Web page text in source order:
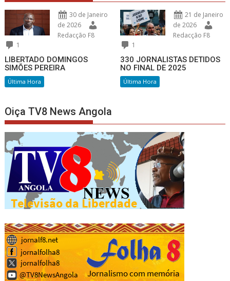
30 de Janeiro
de 2026
Redacção F8
1
LIBERTADO DOMINGOS
SIMÕES PEREIRA
Última Hora
21 de Janeiro
de 2026
Redacção F8
1
330 JORNALISTAS DETIDOS
NO FINAL DE 2025
Última Hora
Oiça TV8 News Angola